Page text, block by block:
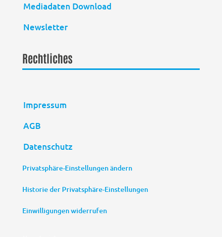
Mediadaten Download
Newsletter
Rechtliches
Impressum
AGB
Datenschutz
Privatsphäre-Einstellungen ändern
Historie der Privatsphäre-Einstellungen
Einwilligungen widerrufen